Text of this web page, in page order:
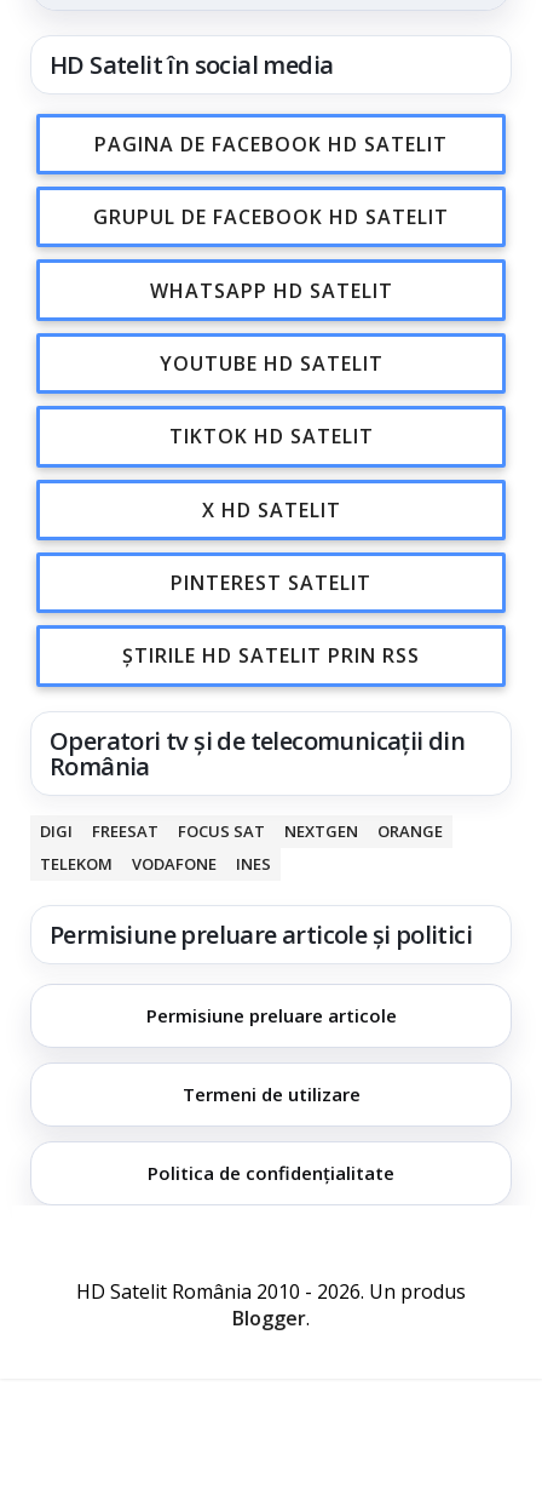
HD Satelit în social media
PAGINA DE FACEBOOK HD SATELIT
GRUPUL DE FACEBOOK HD SATELIT
WHATSAPP HD SATELIT
YOUTUBE HD SATELIT
TIKTOK HD SATELIT
X HD SATELIT
PINTEREST SATELIT
ȘTIRILE HD SATELIT PRIN RSS
Operatori tv și de telecomunicații din
România
DIGI FREESAT FOCUS SAT NEXTGEN
ORANGE
TELEKOM
VODAFONE INES
Permisiune preluare articole și politici
Permisiune preluare articole
Termeni de utilizare
Politica de confidențialitate
HD Satelit România 2010 - 2026. Un produs
Blogger.